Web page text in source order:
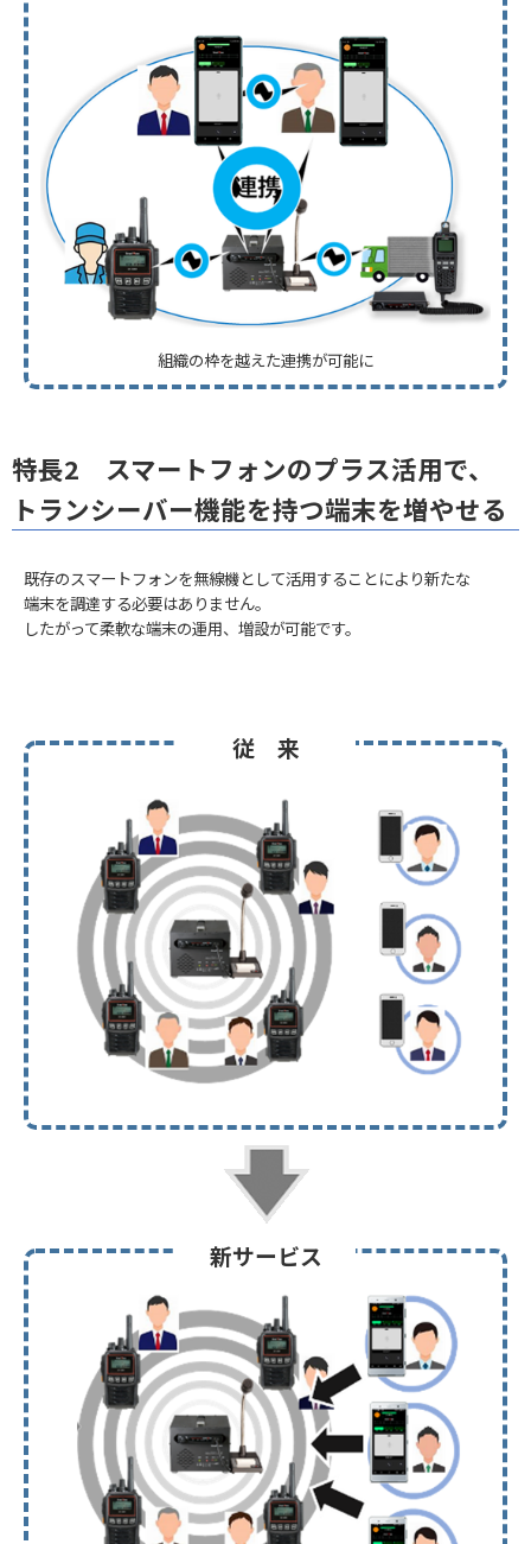
組織の枠を越えた連携が可能に
特長2 スマートフォンのプラス活用で、
トランシーバー機能を持つ端末を増やせる
既存のスマートフォンを無線機として活用することにより新たな
端末を調達する必要はありません。
したがって柔軟な端末の運用、増設が可能です。
従 来
新サービス